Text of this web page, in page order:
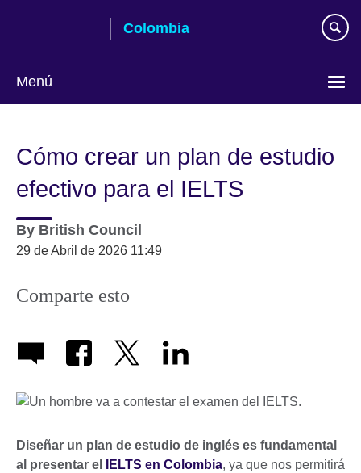
Colombia
Menú
idioma
Cómo crear un plan de estudio
efectivo para el IELTS
By British Council
29 de Abril de 2026 11:49
Comparte esto
Diseñar un plan de estudio de inglés es fundamental
al presentar el
IELTS en Colombia, ya que nos permitirá